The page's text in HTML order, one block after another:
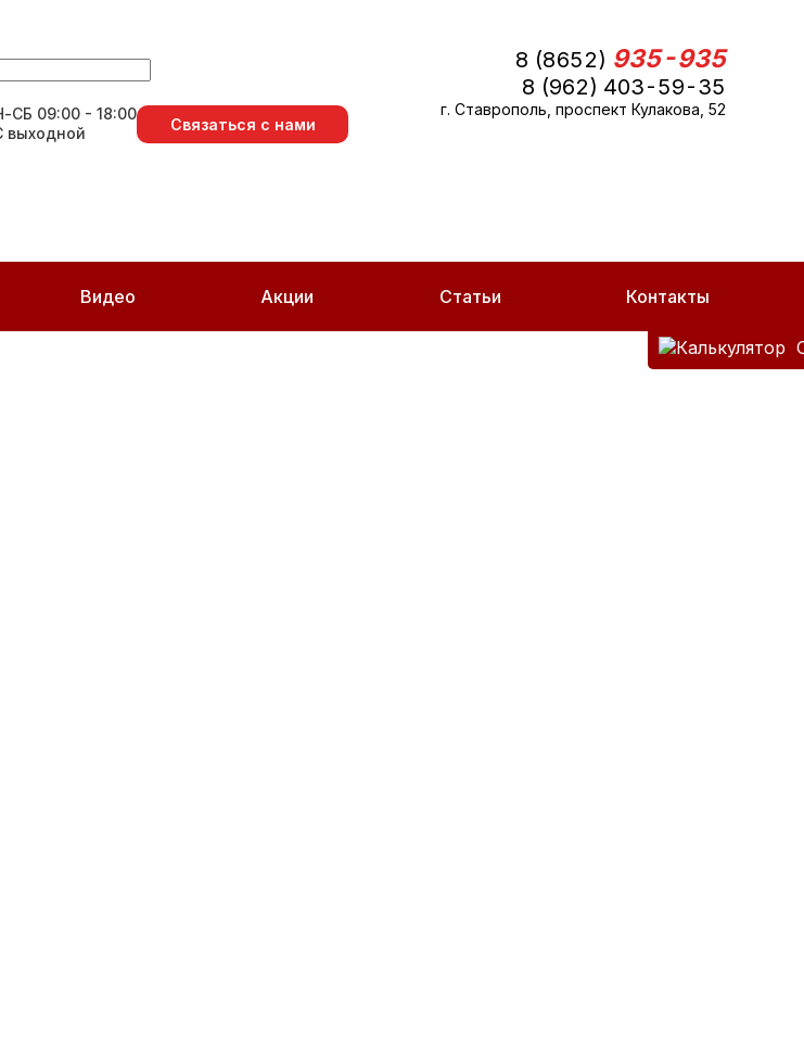
СБ 09:00 - 18:00
выходной
Связаться с нами
8 (8652) 935-935
8 (962) 403-59-35
г. Ставрополь, проспект Кулакова, 52
Видео Акции Статьи Контакты